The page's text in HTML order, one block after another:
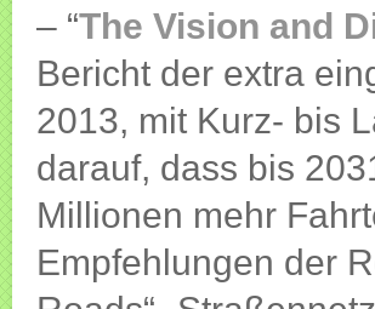
– “The Vision and
Bericht der extra
2013, mit Kurz- bis
darauf, dass bis
Millionen mehr
Empfehlungen der